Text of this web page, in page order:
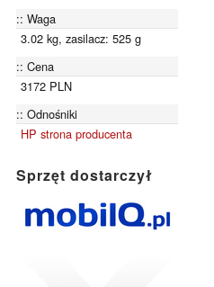
Waga
3.02 kg, zasilacz: 525 g
Cena
3172 PLN
Odnośniki
HP strona producenta
Sprzęt dostarczył